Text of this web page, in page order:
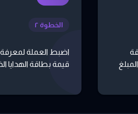
الخطوة ٢
اضبط العملة لمعرفة
قيمة بطاقة الهدايا